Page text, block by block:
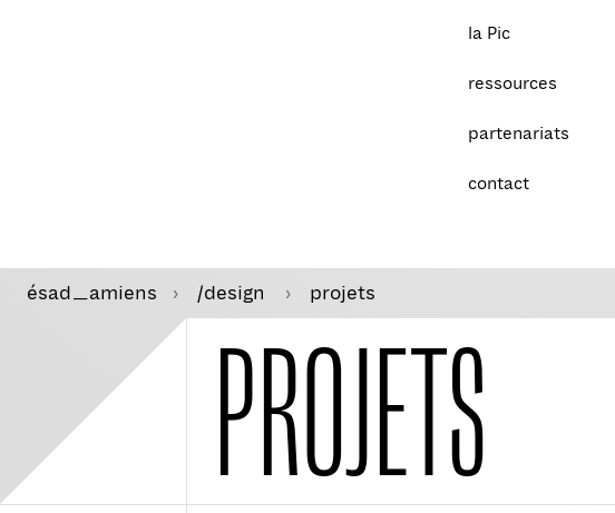
la Pic
ressources
partenariats
contact
ésad—amiens /design projets
PROJETS